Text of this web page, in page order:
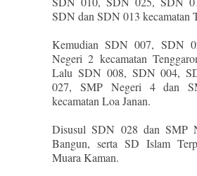
SDN dan SDN 013 kecamatan
Kemudian SDN 007, SDN
Negeri 2 kecamatan
Lalu SDN 008, SDN 004,
027, SMP Negeri 4 dan
kecamatan Loa Janan.
Disusul SDN 028 dan SMP
Bangun, serta SD Islam
Muara Kaman.